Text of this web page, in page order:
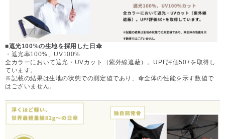
■遮光100%の生地を採用した日傘
・遮光率100%、UV100%
全カラーにおいて遮光・UVカット（紫外線遮蔽）。UPF評価50+を取得し
ています。
※記載の結果は生地の状態での測定値であり、傘全体の性能を示す数値で
はございません。